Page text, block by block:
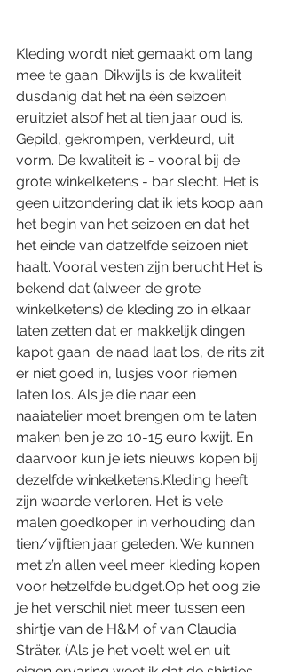
Kleding wordt niet gemaakt om lang
mee te gaan. Dikwijls is de kwaliteit
dusdanig dat het na één seizoen
eruitziet alsof het al tien jaar oud is.
Gepild, gekrompen, verkleurd, uit
vorm. De kwaliteit is - vooral bij de
grote winkelketens - bar slecht. Het is
geen uitzondering dat ik iets koop aan
het begin van het seizoen en dat het
het einde van datzelfde seizoen niet
haalt. Vooral vesten zijn berucht.Het is
bekend dat (alweer de grote
winkelketens) de kleding zo in elkaar
laten zetten dat er makkelijk dingen
kapot gaan: de naad laat los, de rits zit
er niet goed in, lusjes voor riemen
laten los. Als je die naar een
naaiatelier moet brengen om te laten
maken ben je zo 10-15 euro kwijt. En
daarvoor kun je iets nieuws kopen bij
dezelfde winkelketens.Kleding heeft
zijn waarde verloren. Het is vele
malen goedkoper in verhouding dan
tien/vijftien jaar geleden. We kunnen
met z’n allen veel meer kleding kopen
voor hetzelfde budget.Op het oog zie
je het verschil niet meer tussen een
shirtje van de H&M of van Claudia
Sträter. (Als je het voelt wel en uit